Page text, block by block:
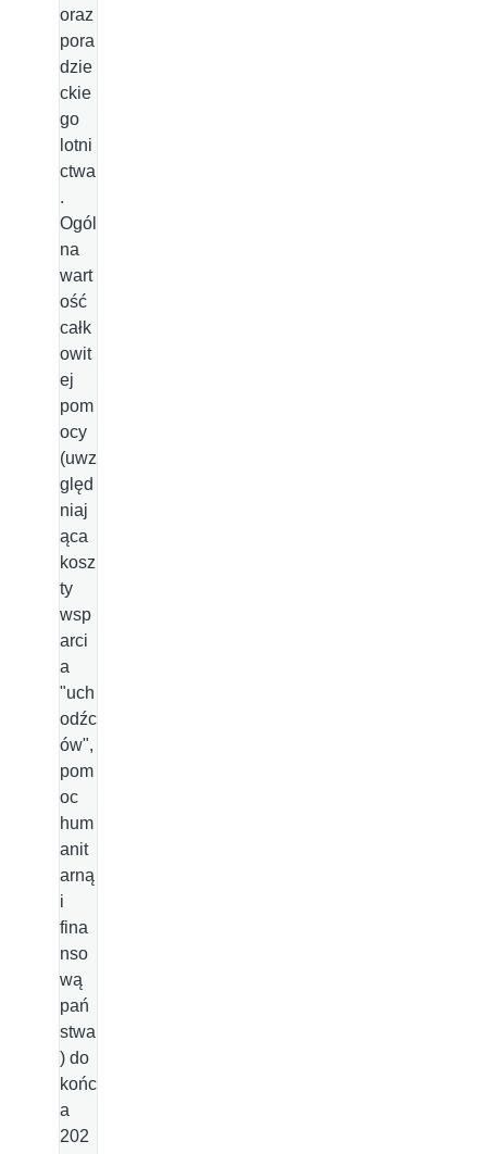
oraz
pora
dzie
ckie
go
lotni
ctwa
.
Ogól
na
wart
ość
całk
owit
ej
pom
ocy
(uwz
ględ
niaj
ąca
kosz
ty
wsp
arci
a
"uch
odźc
ów",
pom
oc
hum
anit
arną
i
fina
nso
wą
pań
stwa
) do
końc
a
202